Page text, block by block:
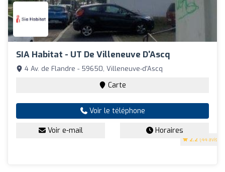
SIA Habitat - UT De Villeneuve D'Ascq
2.2 (44 avis)
4 Av. de Flandre - 59650, Villeneuve-d'Ascq
Carte
Voir le téléphone
Voir e-mail Horaires